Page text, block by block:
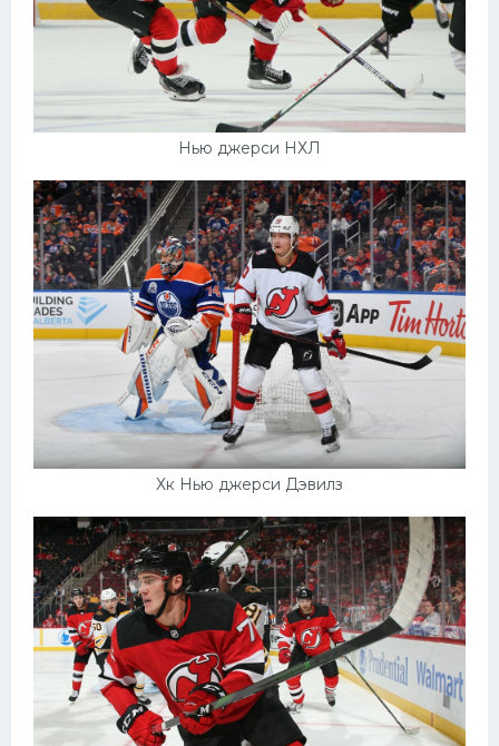
Нью джерси НХЛ
Хк Нью джерси Дэвилз